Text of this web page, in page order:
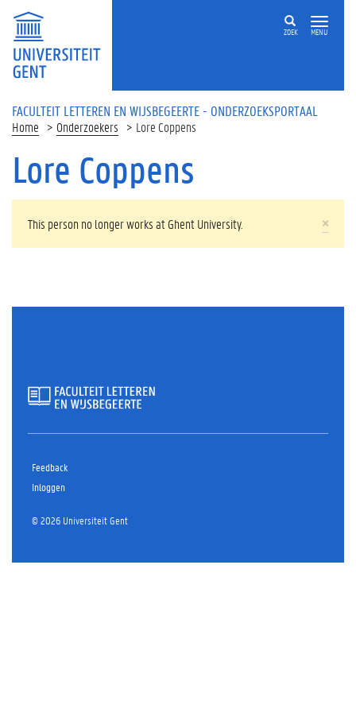
Overslaan en naar de inhoud gaan
ZOEK MENU
FACULTEIT LETTEREN EN WIJSBEGEERTE - ONDERZOEKSPORTAAL
Home Onderzoekers Lore Coppens
Lore Coppens
×
WAARSCHUWINGSBERICHT
This person no longer works at Ghent University.
Feedback
Inloggen
© 2026 Universiteit Gent